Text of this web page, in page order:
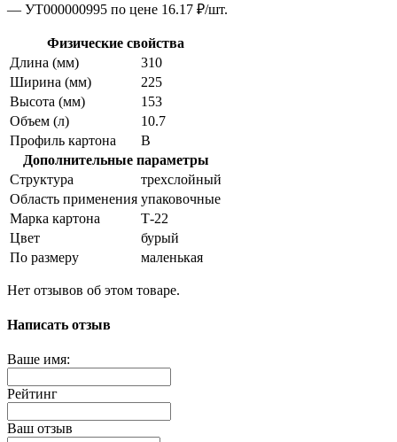
— УТ000000995 по цене 16.17 ₽/шт.
Физические свойства
Длина (мм)
310
Ширина (мм)
225
Высота (мм)
153
Объем (л)
10.7
Профиль картона
В
Дополнительные параметры
Структура
трехслойный
Область применения упаковочные
Марка картона
Т-22
Цвет
бурый
По размеру
маленькая
Нет отзывов об этом товаре.
Написать отзыв
Ваше имя:
Рейтинг
Ваш отзыв